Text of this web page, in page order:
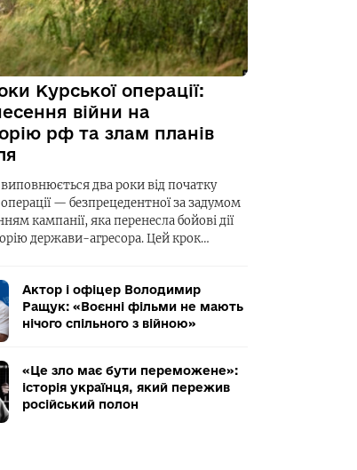
Курської операції:
війни на
рф та злам планів
виповнюється два роки від початку
операції — безпрецедентної за задумом
кампанії, яка перенесла бойові дії
держави-агресора. Цей крок…
Актор і офіцер Володимир
Ращук: «Воєнні фільми не мають
нічого спільного з війною»
«Це зло має бути переможене»:
історія українця, який пережив
російський полон